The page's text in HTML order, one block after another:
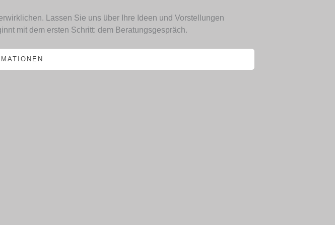
Lassen Sie uns über Ihre Ideen und Vorstellungen
mit dem ersten Schritt: dem Beratungsgespräch.